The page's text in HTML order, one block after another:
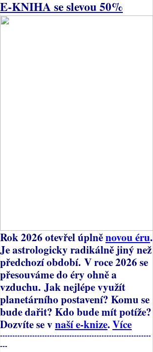
E-KNIHA se slevou 50%
Rok 2026 otevřel úplněnovou éru.
Je astrologicky radikálně jiný než
předchozí období. V roce 2026 se
přesouváme do éry ohně a
vzduchu. Jak nejlépe využít
planetárního postavení? Komu se
bude dařit? Kdo bude mít potíže?
Dozvíte se vnaší e-knize.Více
-------------------------------------------------------------
---